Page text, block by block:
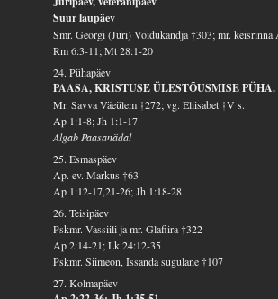
Suur laupäev
Smr. Georgi (Jüri) Võidukandja †303; mr. keisrinna
Rm 6:3-11; Mt 28:1-20
24. Pühapäev
PAASA, KRISTUSE ÜLESTÕUSMISE PÜHA.
Mr. Savva Väeülem †272; vg. Eliisabet †V s.
Ap 1:1-8; Jh 1:1-17
Algab Paasanädal
25. Esmaspäev
Ap. ev. Markus †63
Ap 1:12-17,21-26; Jh 1:18-28
26. Teisipäev
Pskmr. Vassiili ja mr. Glafiira †322
Ap 2:14-21; Lk 24:12-35
Pskmr. Siimeon, Issanda sugulane †107
27. Kolmapäev